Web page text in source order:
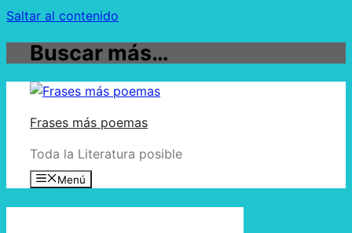
Saltar al contenido
Buscar más…
Frases más poemas
Toda la Literatura posible
Menú